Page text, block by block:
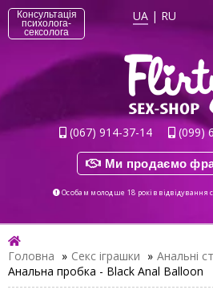
Консультація
психолога-
сексолога
UA | RU
(067) 914-37-14 (099)
Ми продаємо
Особам молодше 18 років відвідування
Головна » Секс іграшки » Анальні
Анальна пробка - Black Anal Balloon